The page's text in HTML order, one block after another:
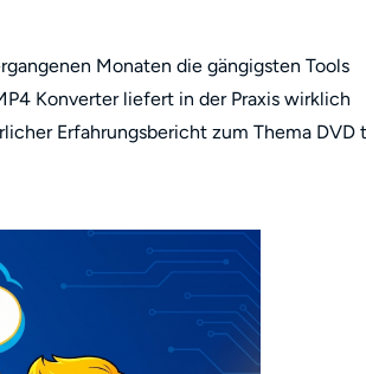
Monaten die gängigsten Tools
Konverter liefert in der Praxis wirklich
Erfahrungsbericht zum Thema DVD